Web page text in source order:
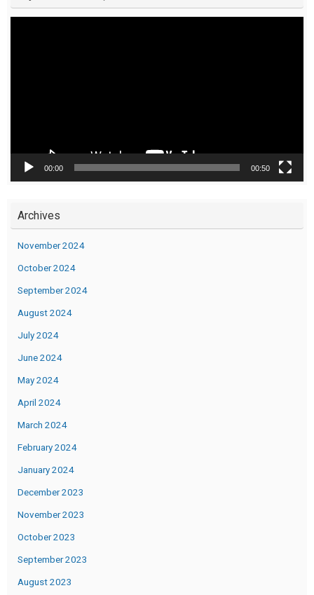
00:00 00:50
Archives
November 2024
October 2024
September 2024
August 2024
July 2024
June 2024
May 2024
April 2024
March 2024
February 2024
January 2024
December 2023
November 2023
October 2023
September 2023
August 2023